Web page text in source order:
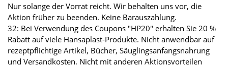
Nur solange der Vorrat reicht. Wir behalten uns vor, die
Aktion früher zu beenden. Keine Barauszahlung.
32: Bei Verwendung des Coupons "HP20" erhalten Sie 20 %
Rabatt auf viele Hansaplast-Produkte. Nicht anwendbar auf
rezeptpflichtige Artikel, Bücher, Säuglingsanfangsnahrung
und Versandkosten. Nicht mit anderen Aktionsvorteilen